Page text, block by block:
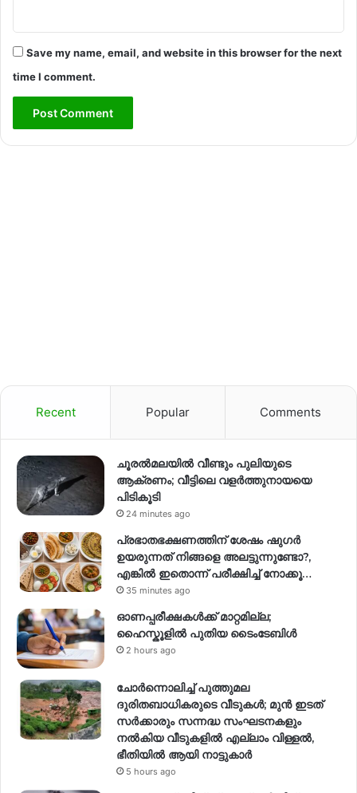
Save my name, email, and website in this browser for the next
time I comment.
Recent Popular Comments
ചൂരൽമലയിൽ വീണ്ടും പുലിയുടെ
ആക്രണം; വീട്ടിലെ വളർത്തുനായയെ
പിടികൂടി
24 minutes ago
പ്രഭാതഭക്ഷണത്തിന് ശേഷം ഷുഗർ
ഉയരുന്നത് നിങ്ങളെ അലട്ടുന്നുണ്ടോ?,
എങ്കിൽ ഇതൊന്ന് പരീക്ഷിച്ച് നോക്കൂ…
35 minutes ago
ഓണപ്പരീക്ഷകൾക്ക് മാറ്റമില്ല;
ഹൈസ്കൂളിൽ പുതിയ ടൈംടേബിൾ
2 hours ago
ചോർന്നൊലിച്ച് പുത്തുമല
ദുരിതബാധികരുടെ വീടുകൾ; മുൻ ഇടത്
സർക്കാരും സന്നദ്ധ സംഘടനകളും
നൽകിയ വീടുകളിൽ എല്ലാം വിള്ളൽ,
ഭീതിയിൽ ആയി നാട്ടുകാർ
5 hours ago